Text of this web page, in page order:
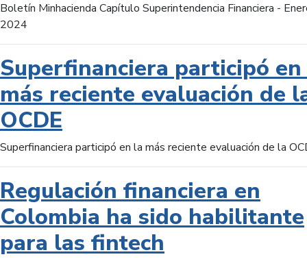
Boletín Minhacienda Capítulo Superintendencia Financiera -
2024
Superfinanciera participó
más reciente evaluación de
OCDE
Superfinanciera participó en la más reciente evaluación de la
Regulación financiera en
Colombia ha sido habilitante
para las fintech